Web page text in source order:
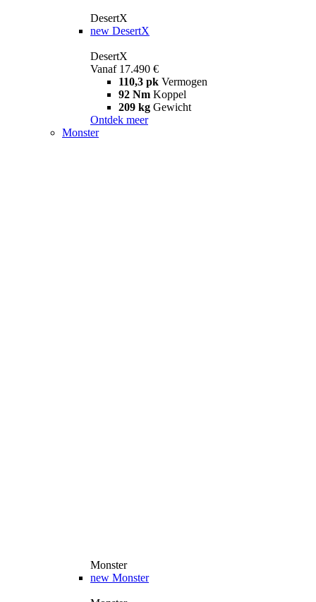
DesertX
new DesertX
DesertX
Vanaf 17.490 €
110,3 pk Vermogen
92 Nm Koppel
209 kg Gewicht
Ontdek meer
Monster
Monster
new Monster